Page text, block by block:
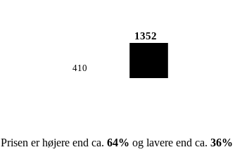
410
1352
Prisen er højere end ca. 64% og lavere end ca. 36%